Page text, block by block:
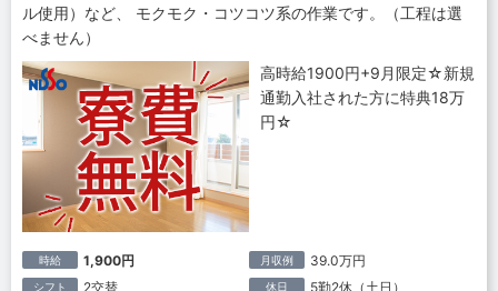
ル使用）など、 モクモク・コツコツ系の作業です。（工程は選
べません）
高時給1900円+9月限定☆新規
通勤入社された方に特典18万
円☆
時給 1,900円 月収例 39.0万円
シフト 2交替 休日 5勤2休（土日）